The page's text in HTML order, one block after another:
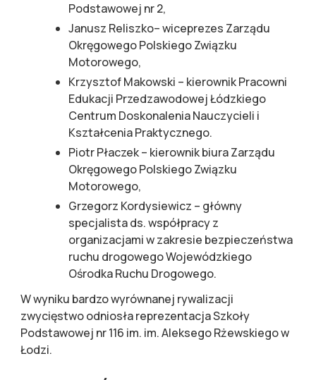
Podstawowej nr 2,
Janusz Reliszko– wiceprezes Zarządu
Okręgowego Polskiego Związku
Motorowego,
Krzysztof Makowski – kierownik Pracowni
Edukacji Przedzawodowej Łódzkiego
Centrum Doskonalenia Nauczycieli i
Kształcenia Praktycznego.
Piotr Płaczek – kierownik biura Zarządu
Okręgowego Polskiego Związku
Motorowego,
Grzegorz Kordysiewicz – główny
specjalista ds. współpracy z
organizacjami w zakresie bezpieczeństwa
ruchu drogowego Wojewódzkiego
Ośrodka Ruchu Drogowego.
W wyniku bardzo wyrównanej rywalizacji
zwycięstwo odniosła reprezentacja Szkoły
Podstawowej nr 116 im. im. Aleksego Rżewskiego w
Łodzi.